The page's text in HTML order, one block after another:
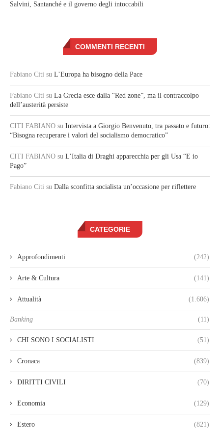
Salvini, Santanché e il governo degli intoccabili
COMMENTI RECENTI
Fabiano Citi su L’Europa ha bisogno della Pace
Fabiano Citi su La Grecia esce dalla “Red zone”, ma il contraccolpo
dell’austerità persiste
CITI FABIANO su Intervista a Giorgio Benvenuto, tra passato e futuro:
“Bisogna recuperare i valori del socialismo democratico”
CITI FABIANO su L’Italia di Draghi apparecchia per gli Usa “E io
Pago”
Fabiano Citi su Dalla sconfitta socialista un’occasione per riflettere
CATEGORIE
Approfondimenti (242)
Arte & Cultura (141)
Attualità (1.606)
Banking (11)
CHI SONO I SOCIALISTI (51)
Cronaca (839)
DIRITTI CIVILI (70)
Economia (129)
Estero (821)